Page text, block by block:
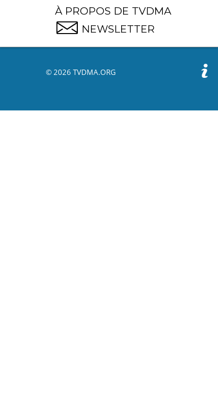
À PROPOS DE TVDMA
NEWSLETTER
© 2026 TVDMA.ORG